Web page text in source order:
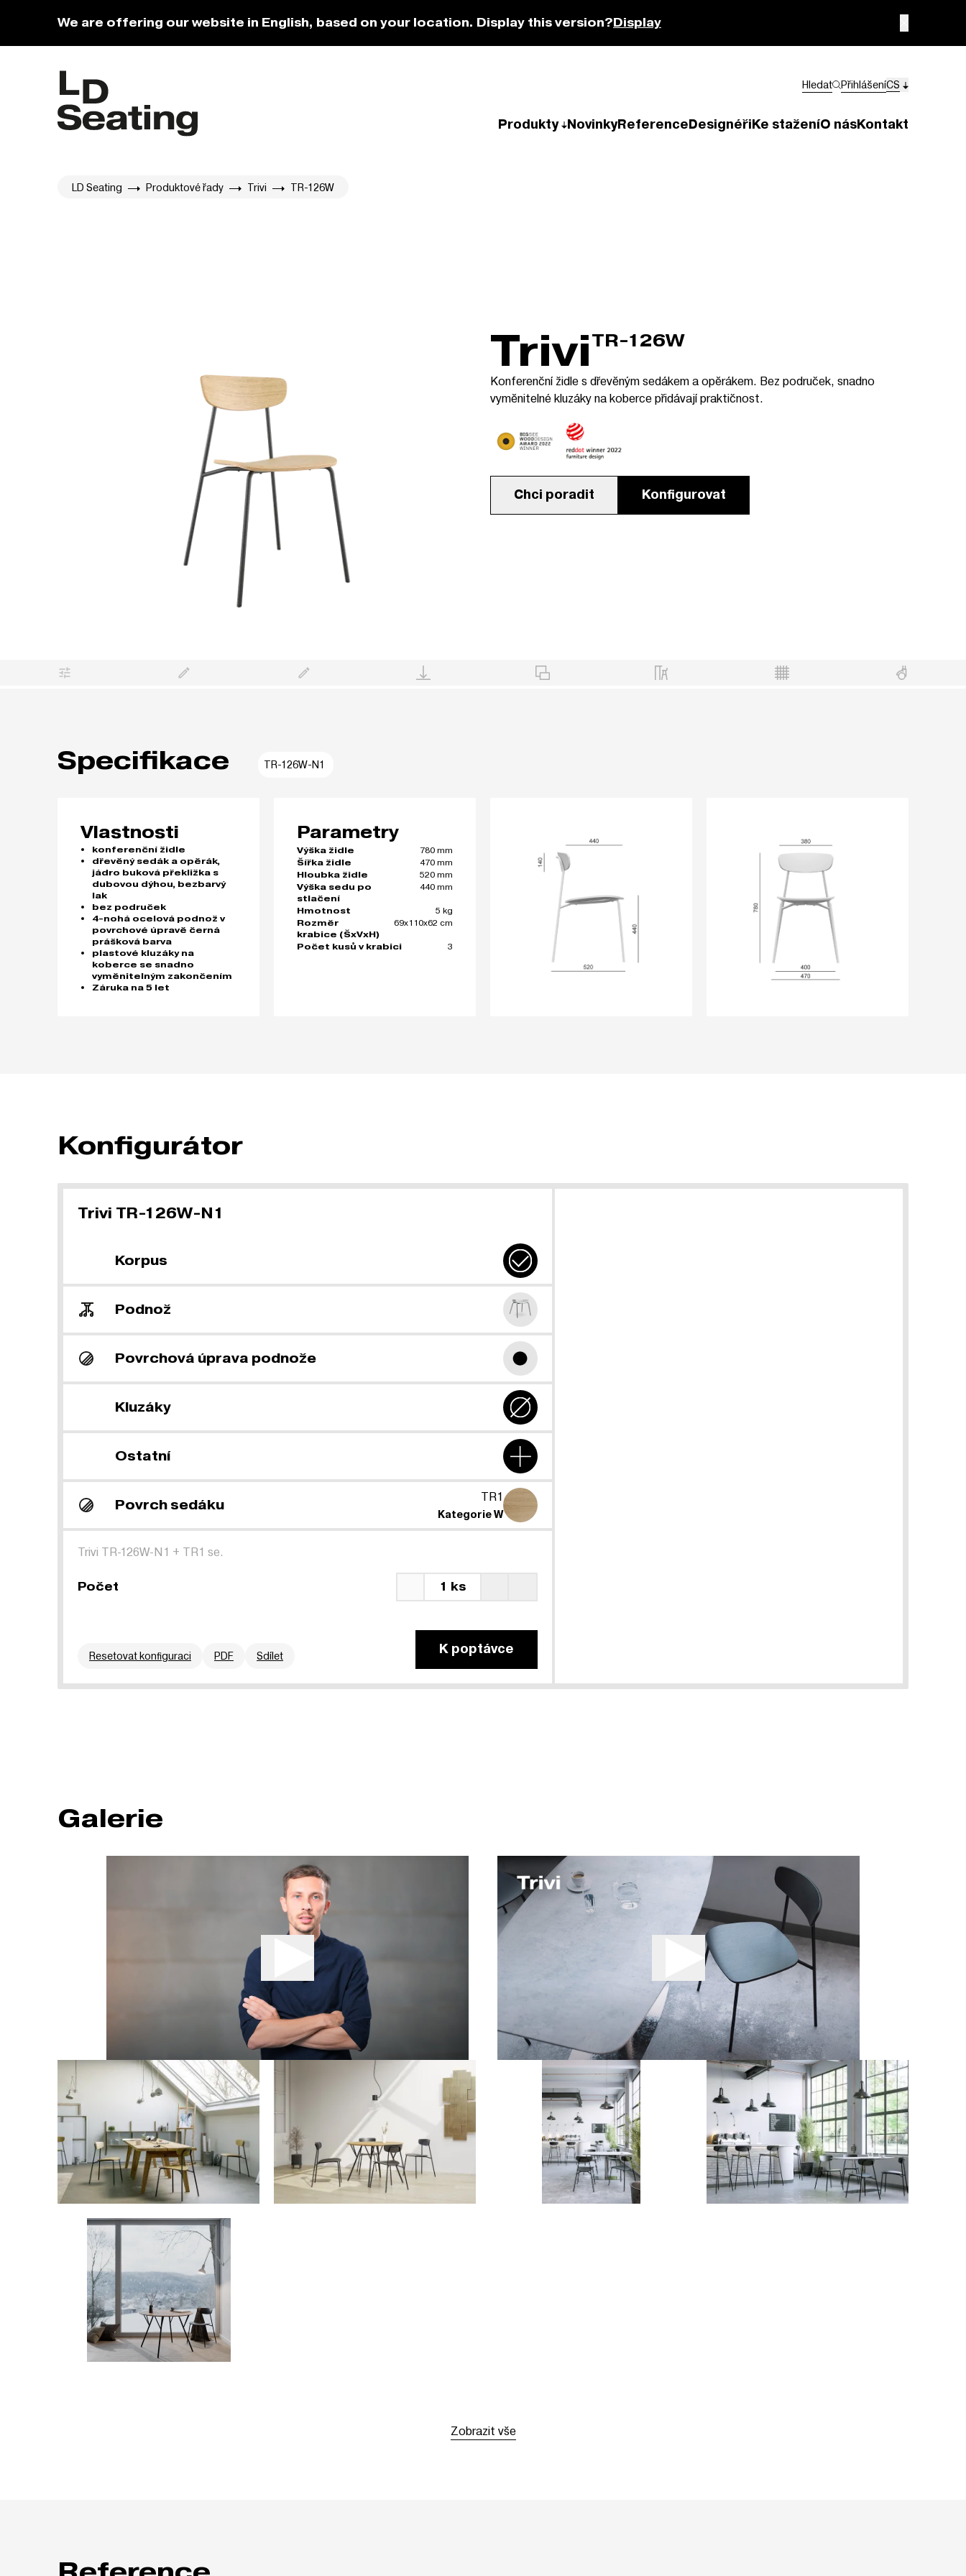
We are offering our website in English, based on your location. Display this version?Display
Hledat PřihlášeníCS
Produkty NovinkyReferenceDesignéřiKe staženíO násKontakt
LD Seating Produktové řady Trivi TR-126W
TriviTR-126W
Konferenční židle s dřevěným sedákem a opěrákem. Bez područek, snadno
vyměnitelné kluzáky na koberce přidávají praktičnost.
Chci poradit Konfigurovat
Specifikace TR-126W-N1
Vlastnosti
konferenční židle
dřevěný sedák a opěrák,
jádro buková překližka s
dubovou dýhou, bezbarvý
lak
bez područek
4-nohá ocelová podnož v
povrchové úpravě černá
prášková barva
plastové kluzáky na
koberce se snadno
vyměnitelným zakončením
Záruka na 5 let
Parametry
Výška židle
780 mm
Šířka židle
470 mm
Hloubka židle
520 mm
Výška sedu po
stlačení
440 mm
Hmotnost
5 kg
Rozměr
krabice (ŠxVxH)
69x110x62 cm
Počet kusů v krabici 3
Konfigurátor
Trivi TR-126W-N1
Korpus
Podnož
Povrchová úprava podnože
Kluzáky
Ostatní
Povrch sedáku
TR1
Kategorie W
Trivi TR-126W-N1 + TR1 se.
Počet 1 ks
Resetovat konfiguraci PDF Sdílet K poptávce
Galerie
Zobrazit vše